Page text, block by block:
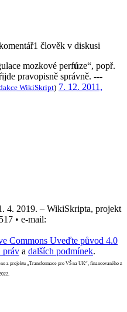
1 člověk v diskusi
mozkové perfúze“, popř.
pravopisně správně. ---
WikiSkript) 7. 12. 2011,
4. 2019. – WikiSkripta, projekt
• e-mail:
Commons Uveďte původ 4.0
práv a dalších podmínek.
z projektu „Transformace pro VŠ na UK“, financovaného z